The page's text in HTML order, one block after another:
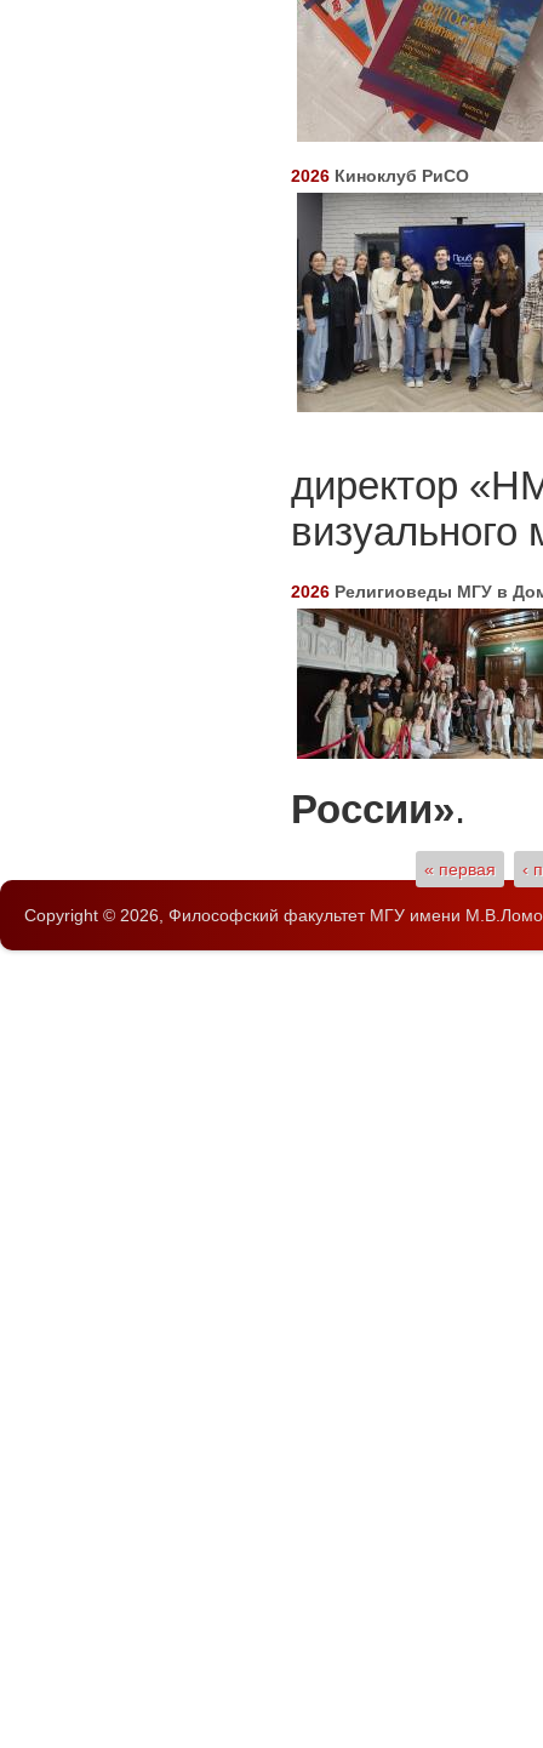
2026 Киноклуб РиСО
директор
визуального
2026 Религиоведы МГУ в
России».
« первая ‹
Copyright © 2026, Философский факультет МГУ имени